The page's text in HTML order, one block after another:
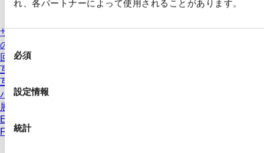
れ、各パートナーによって使用されることがあります。
同
意
の
選
択
必須
設定情報
統計
サービス & サポート
の推奨遠心分離条件は
回転速度の相互変換
互換表 PCRプレート
互換表 ピペットチップ
バッチ証明書
展示会 & 学会
Eラーニング
FAQ